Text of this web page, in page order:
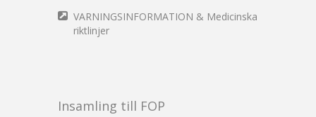
VARNINGSINFORMATION & Medicinska
riktlinjer
Insamling till FOP